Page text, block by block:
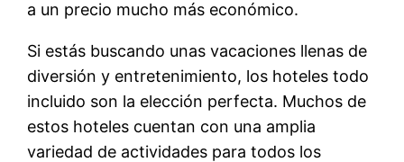
a un precio mucho más económico.
Si estás buscando unas vacaciones llenas de
diversión y entretenimiento, los hoteles todo
incluido son la elección perfecta. Muchos de
estos hoteles cuentan con una amplia
variedad de actividades para todos los